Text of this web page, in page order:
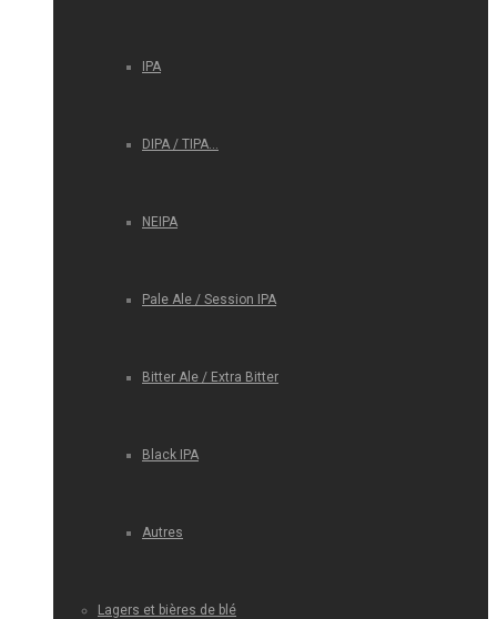
IPA
DIPA / TIPA…
NEIPA
Pale Ale / Session IPA
Bitter Ale / Extra Bitter
Black IPA
Autres
Lagers et bières de blé